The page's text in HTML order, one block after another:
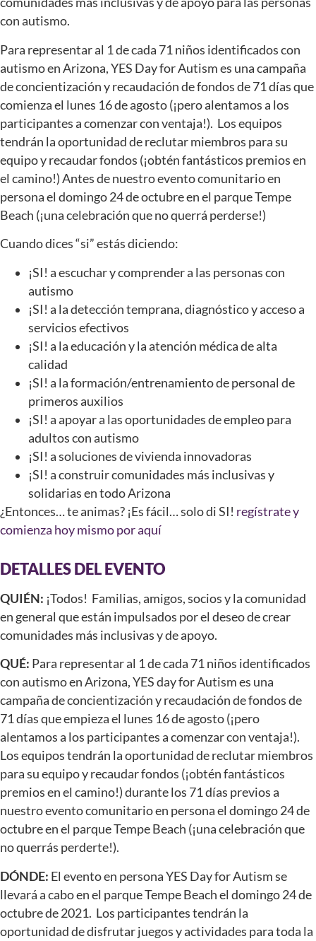
con autismo.
Para representar al 1 de cada 71 niños identificados con
autismo en Arizona, YES Day for Autism es una campaña
de concientización y recaudación de fondos de 71 días que
comienza el lunes 16 de agosto (¡pero alentamos a los
participantes a comenzar con ventaja!). Los equipos
tendrán la oportunidad de reclutar miembros para su
equipo y recaudar fondos (¡obtén fantásticos premios en
el camino!) Antes de nuestro evento comunitario en
persona el domingo 24 de octubre en el parque Tempe
Beach (¡una celebración que no querrá perderse!)
Cuando dices “si” estás diciendo:
¡SI! a escuchar y comprender a las personas con
autismo
¡SI! a la detección temprana, diagnóstico y acceso a
servicios efectivos
¡SI! a la educación y la atención médica de alta
calidad
¡SI! a la formación/entrenamiento de personal de
primeros auxilios
¡SI! a apoyar a las oportunidades de empleo para
adultos con autismo
¡SI! a soluciones de vivienda innovadoras
¡SI! a construir comunidades más inclusivas y
solidarias en todo Arizona
¿Entonces… te animas? ¡Es fácil… solo di SI! regístrate y
comienza hoy mismo por aquí
DETALLES DEL EVENTO
QUIÉN: ¡Todos! Familias, amigos, socios y la comunidad
en general que están impulsados por el deseo de crear
comunidades más inclusivas y de apoyo.
QUÉ: Para representar al 1 de cada 71 niños identificados
con autismo en Arizona, YES day for Autism es una
campaña de concientización y recaudación de fondos de
71 días que empieza el lunes 16 de agosto (¡pero
alentamos a los participantes a comenzar con ventaja!).
Los equipos tendrán la oportunidad de reclutar miembros
para su equipo y recaudar fondos (¡obtén fantásticos
premios en el camino!) durante los 71 días previos a
nuestro evento comunitario en persona el domingo 24 de
octubre en el parque Tempe Beach (¡una celebración que
no querrás perderte!).
DÓNDE: El evento en persona YES Day for Autism se
llevará a cabo en el parque Tempe Beach el domingo 24 de
octubre de 2021. Los participantes tendrán la
oportunidad de disfrutar juegos y actividades para toda la